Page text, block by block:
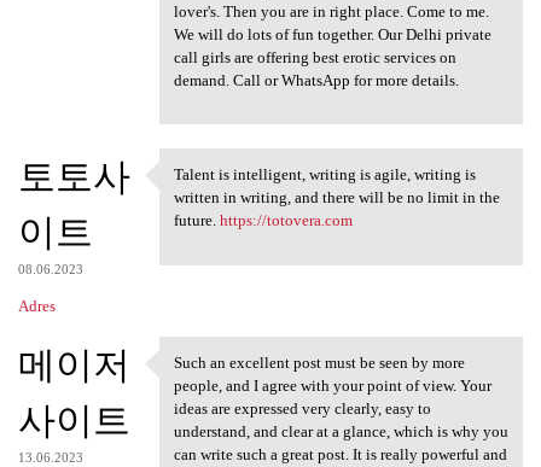
lover's. Then you are in right place. Come to me.
We will do lots of fun together. Our Delhi private
call girls are offering best erotic services on
demand. Call or WhatsApp for more details.
토토사
이트
08.06.2023
Adres
Talent is intelligent,
Talent is intelligent, writing is agile, writing is
written in writing, and there will be no limit in the
future. https://totovera.com
메이저
사이트
13.06.2023
Such an excellent post must
Such an excellent post must be seen by more
people, and I agree with your point of view. Your
ideas are expressed very clearly, easy to
understand, and clear at a glance, which is why you
can write such a great post. It is really powerful and